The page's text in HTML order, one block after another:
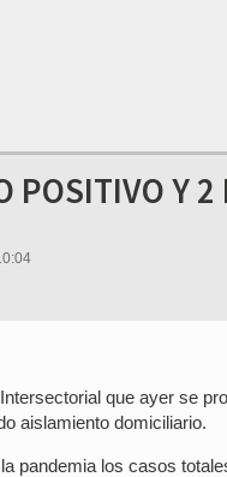
POSITIVO Y 2
que ayer se
aislamiento domiciliario.
pandemia los casos